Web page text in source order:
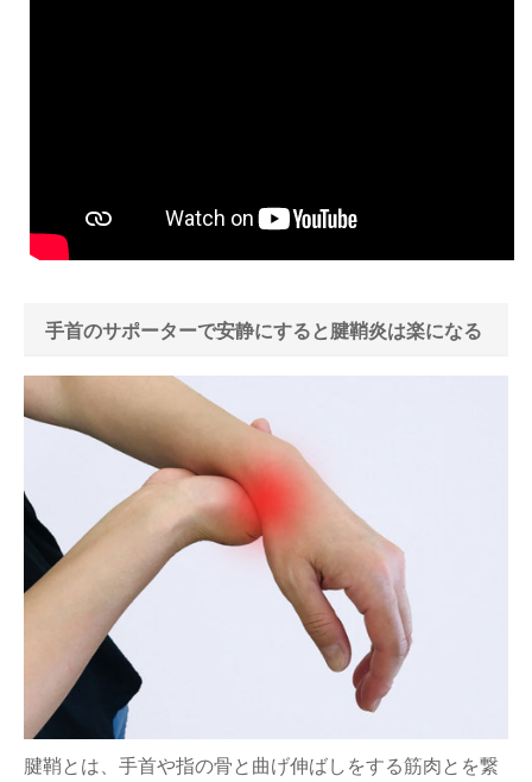
手首のサポーターで安静にすると腱鞘炎は楽になる
腱鞘とは、手首や指の骨と曲げ伸ばしをする筋肉とを繋